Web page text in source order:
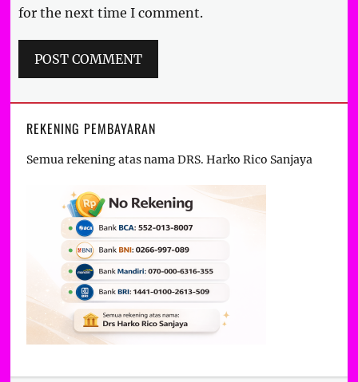
for the next time I comment.
REKENING PEMBAYARAN
Semua rekening atas nama DRS. Harko Rico Sanjaya